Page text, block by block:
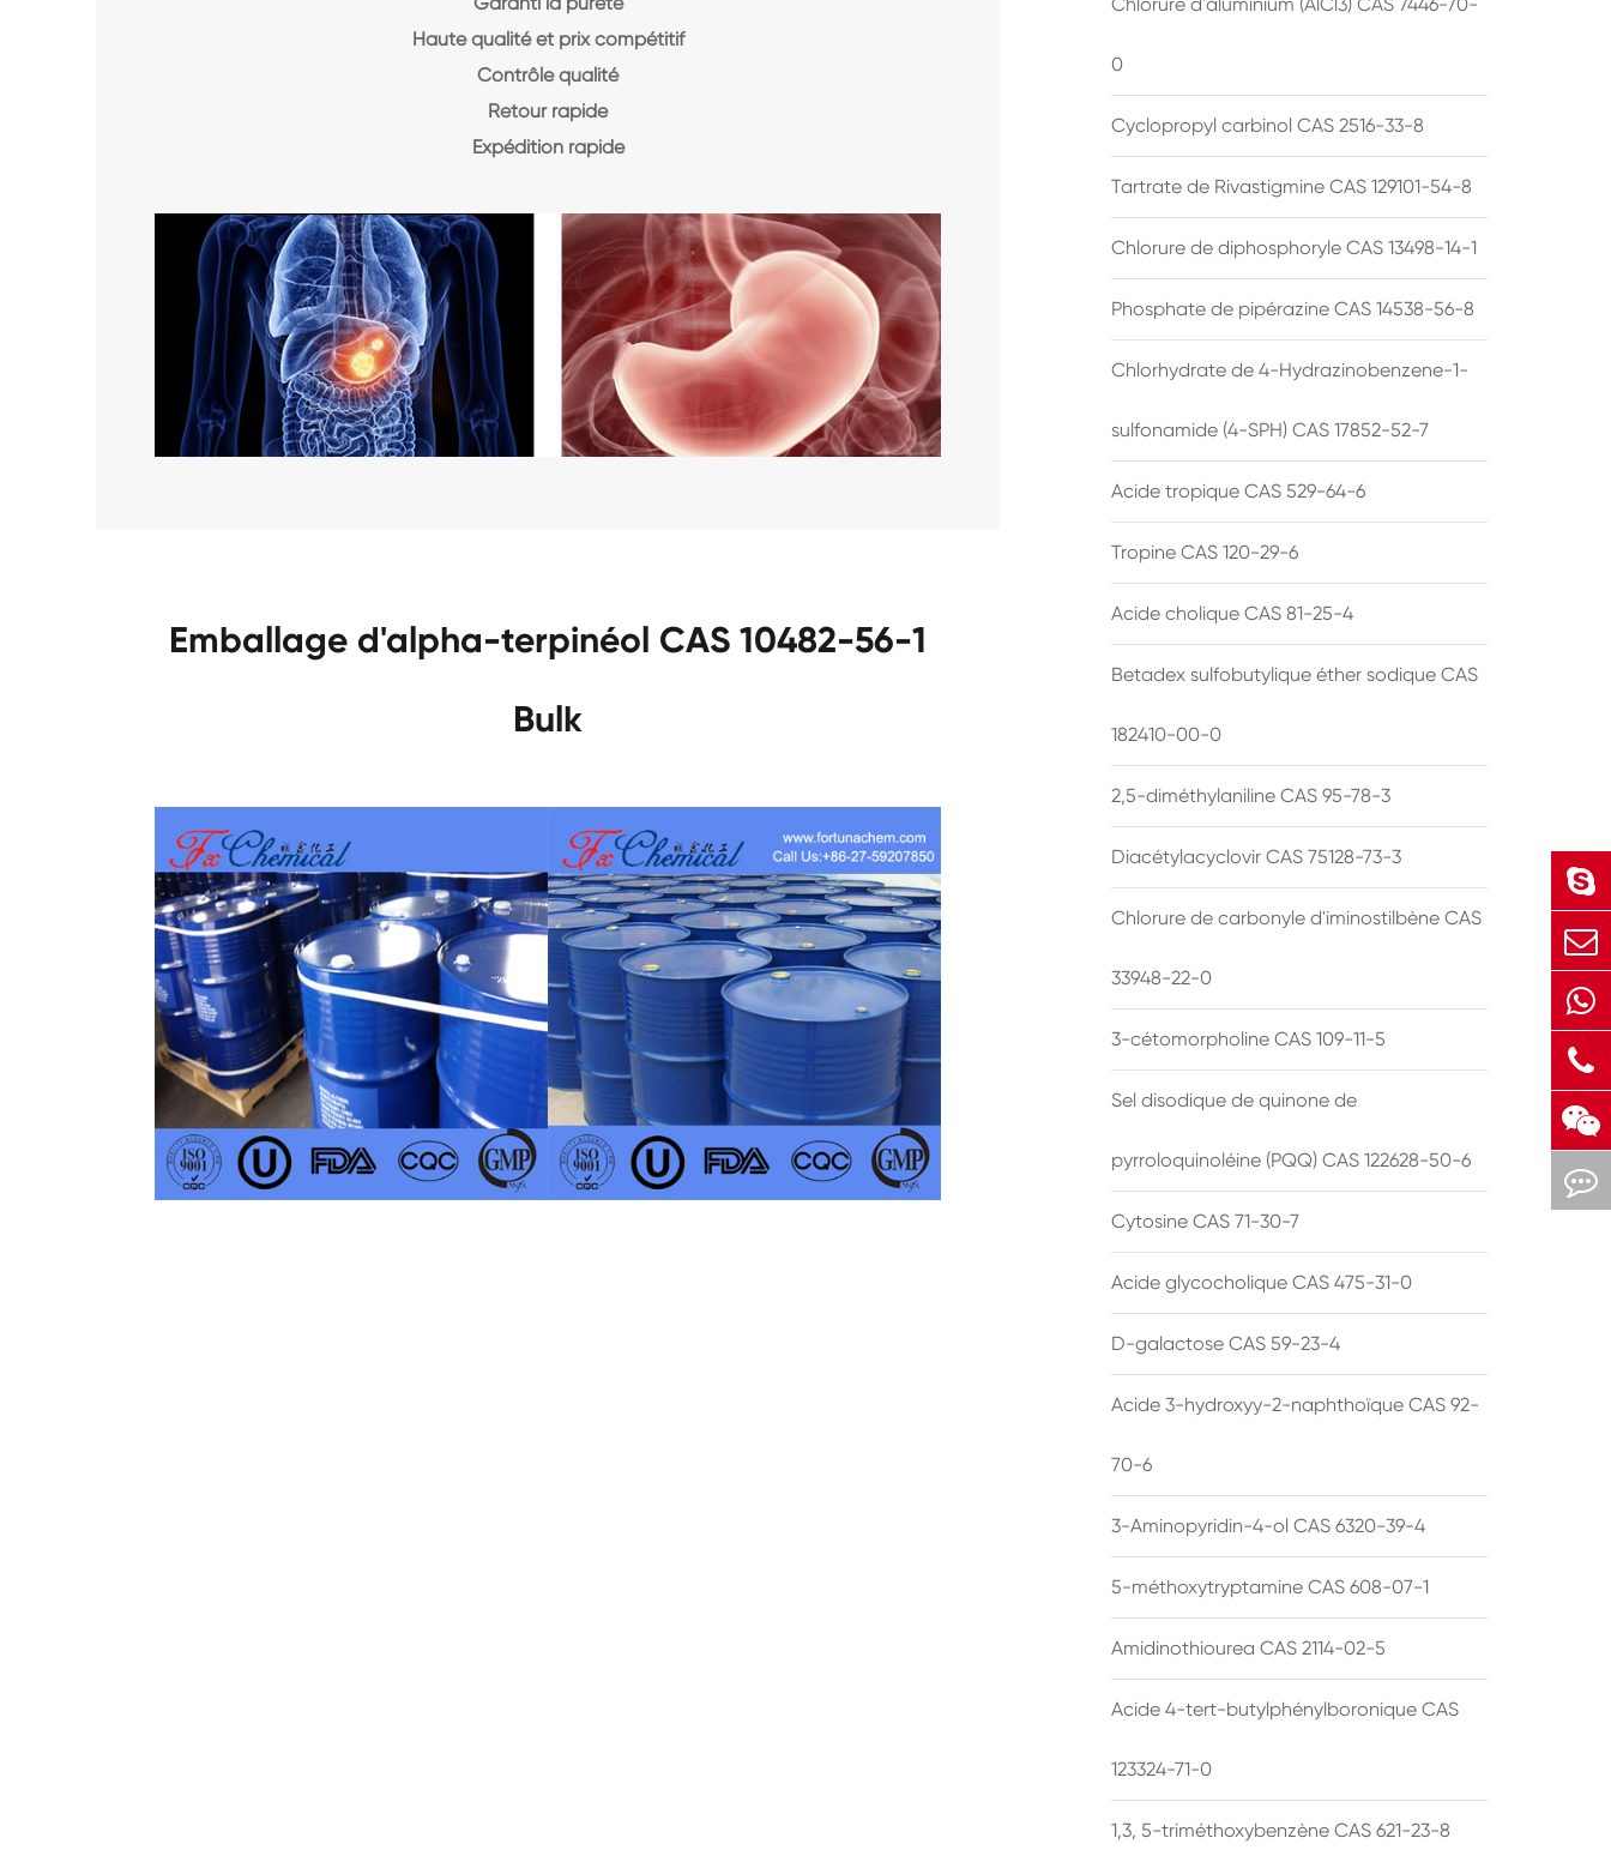
Haute qualité et prix compétitif
Contrôle qualité
Retour rapide
Expédition rapide
Emballage d'alpha-terpinéol CAS 10482-56-1
Bulk
0
Cyclopropyl carbinol CAS 2516-33-8
Tartrate de Rivastigmine CAS 129101-54-8
Chlorure de diphosphoryle CAS 13498-14-1
Phosphate de pipérazine CAS 14538-56-8
Chlorhydrate de 4-Hydrazinobenzene-1-
sulfonamide (4-SPH) CAS 17852-52-7
Acide tropique CAS 529-64-6
Tropine CAS 120-29-6
Acide cholique CAS 81-25-4
Betadex sulfobutylique éther sodique CAS
182410-00-0
2,5-diméthylaniline CAS 95-78-3
Diacétylacyclovir CAS 75128-73-3
Chlorure de carbonyle d'iminostilbène CAS
33948-22-0
3-cétomorpholine CAS 109-11-5
Sel disodique de quinone de
pyrroloquinoléine (PQQ) CAS 122628-50-6
Cytosine CAS 71-30-7
Acide glycocholique CAS 475-31-0
D-galactose CAS 59-23-4
Acide 3-hydroxyy-2-naphthoïque CAS 92-
70-6
3-Aminopyridin-4-ol CAS 6320-39-4
5-méthoxytryptamine CAS 608-07-1
Amidinothiourea CAS 2114-02-5
Acide 4-tert-butylphénylboronique CAS
123324-71-0
1,3, 5-triméthoxybenzène CAS 621-23-8